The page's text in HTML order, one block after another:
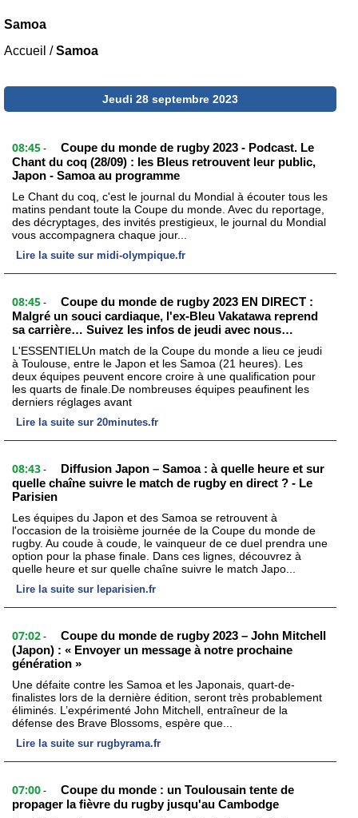
Samoa
Accueil /Samoa
Jeudi 28 septembre 2023
08:45 -
Coupe du monde de rugby 2023 - Podcast. Le
Chant du coq (28/09) : les Bleus retrouvent leur public,
Japon - Samoa au programme
Le Chant du coq, c'est le journal du Mondial à écouter tous les
matins pendant toute la Coupe du monde. Avec du reportage,
des décryptages, des invités prestigieux, le journal du Mondial
vous accompagnera chaque jour...
Lire la suite sur midi-olympique.fr
08:45 -
Coupe du monde de rugby 2023 EN DIRECT :
Malgré un souci cardiaque, l'ex-Bleu Vakatawa reprend
sa carrière… Suivez les infos de jeudi avec nous…
L'ESSENTIELUn match de la Coupe du monde a lieu ce jeudi
à Toulouse, entre le Japon et les Samoa (21 heures). Les
deux équipes peuvent encore croire à une qualification pour
les quarts de finale.De nombreuses équipes peaufinent les
derniers réglages avant
Lire la suite sur 20minutes.fr
08:43 -
Diffusion Japon – Samoa : à quelle heure et sur
quelle chaîne suivre le match de rugby en direct ? - Le
Parisien
Les équipes du Japon et des Samoa se retrouvent à
l'occasion de la troisième journée de la Coupe du monde de
rugby. Au coude à coude, le vainqueur de ce duel prendra une
option pour la phase finale. Dans ces lignes, découvrez à
quelle heure et sur quelle chaîne suivre le match Japo...
Lire la suite sur leparisien.fr
07:02 -
Coupe du monde de rugby 2023 – John Mitchell
(Japon) : « Envoyer un message à notre prochaine
génération »
Une défaite contre les Samoa et les Japonais, quart-de-
finalistes lors de la dernière édition, seront très probablement
éliminés. L’expérimenté John Mitchell, entraîneur de la
défense des Brave Blossoms, espère que...
Lire la suite sur rugbyrama.fr
07:00 -
Coupe du monde : un Toulousain tente de
propager la fièvre du rugby jusqu'au Cambodge